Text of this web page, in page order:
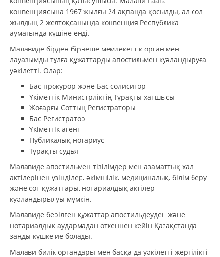
конвенциясына 1967 жылғы 24 ақпанда қосылды, ал сол
жылдың 2 желтоқсанында конвенция Республика
аумағында күшіне енді.
Малавиде бірден бірнеше мемлекеттік орган мен
лауазымды тұлға құжаттарды апостильмен куәландыруға
уәкілетті. Олар:
Бас прокурор және Бас солиситор
Үкіметтік Министрліктің Тұрақты хатшысы
Жоғарғы Соттың Регистраторы
Бас Регистратор
Үкіметтік агент
Публикалық нотариус
Тұрақты судья
Малавиде апостильмен тізілімдер мен азаматтық хал
актілерінен үзінділер, әкімшілік, медициналық, білім беру
және сот құжаттары, нотариалдық актілер
куәландырылуы мүмкін.
Малавиде берілген құжаттар апостильдеуден және
нотариалдық аудармадан өткеннен кейін Қазақстанда
заңды күшке ие болады.
Малави билік органдары мен басқа да уәкілетті жергілікті